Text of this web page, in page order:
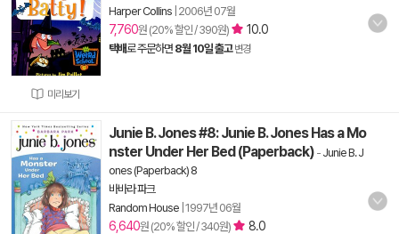
미리보기
Harper Collins 2006년 07월
7,760원 (20% 할인 / 390원) 10.0
택배로 주문하면 8월 10일 출고 변경
Junie B. Jones #8: Junie B. Jones Has a Mo
nster Under Her Bed (Paperback) - Junie B. J
ones (Paperback) 8
바바라 파크
Random House 1997년 06월
6,640원 (20% 할인 / 340원) 8.0